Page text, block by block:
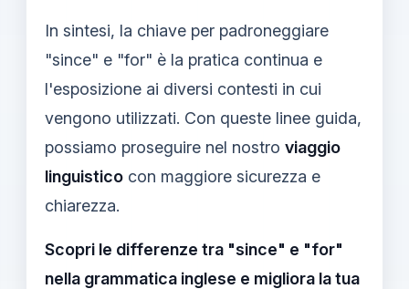
In sintesi, la chiave per padroneggiare
"since" e "for" è la pratica continua e
l'esposizione ai diversi contesti in cui
vengono utilizzati. Con queste linee guida,
possiamo proseguire nel nostro viaggio
linguistico con maggiore sicurezza e
chiarezza.
Scopri le differenze tra "since" e "for"
nella grammatica inglese e migliora la tua